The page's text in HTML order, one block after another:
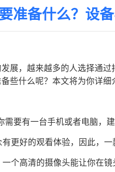
准备什么？设
展，越来越多的人选择通
些什么呢？本文将为你详
需要有一台手机或者电脑，
更好的观看体验，因此，一
个高清的摄像头能让你在镜